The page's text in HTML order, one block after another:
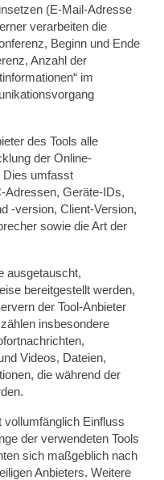
(E-Mail-Adresse
verarbeiten die
Beginn und Ende
Anzahl der
im
des Tools alle
der Online-
Dies umfasst
Adressen, Geräte-IDs,
-version, Client-Version,
sowie die Art der
ausgetauscht,
bereitgestellt werden,
der Tool-Anbieter
insbesondere
Videos, Dateien,
die während der
vollumfänglich Einfluss
der verwendeten Tools
sich maßgeblich nach
Anbieters. Weitere